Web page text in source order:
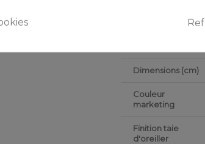
Nombre de fils
Dimensions (cm)
Couleur
marketing
Finition taie
d'oreiller